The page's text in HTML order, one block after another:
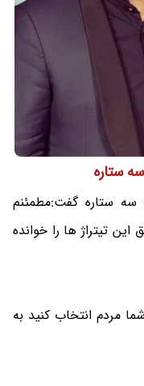
ستاره
ستاره گفت:مطمئنم
تیتراژ ها را خوانده
مردم انتخاب کنید به